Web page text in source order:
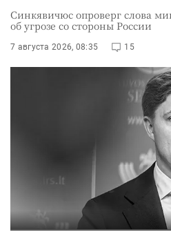
Синкявичюс опроверг слова
об угрозе со стороны России
7 августа 2026, 08:35 15